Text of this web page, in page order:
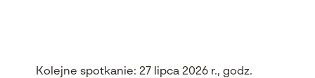
Kolejne spotkanie: 27 lipca 2026 r., godz.